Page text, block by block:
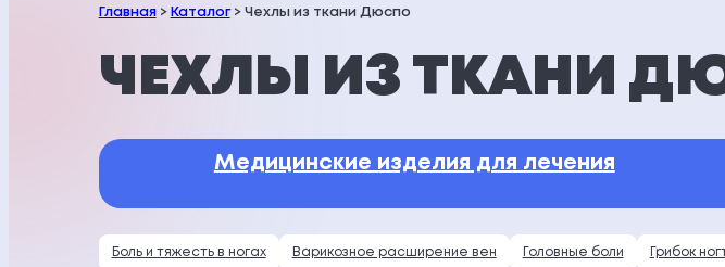
Главная> Каталог> Чехлы из ткани Дюспо
ЧЕХЛЫ ИЗ ТКАНИ
Медицинские изделия для лечения
Боль и тяжесть в ногах Варикозное расширение вен Головные боли Грибок